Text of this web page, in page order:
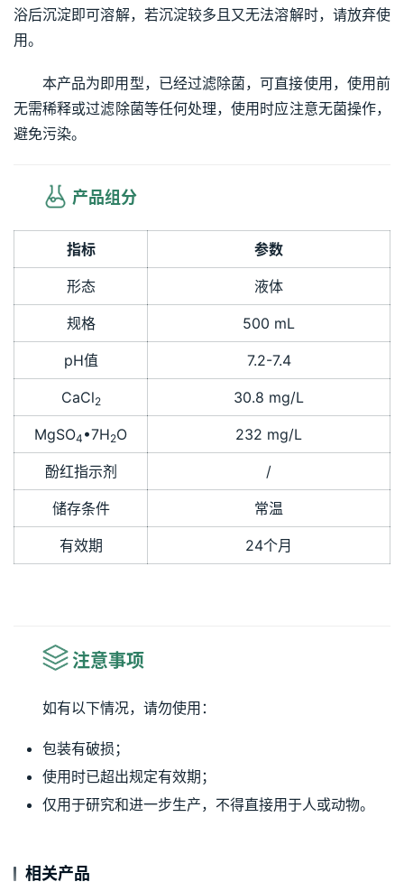
浴后沉淀即可溶解，若沉淀较多且又无法溶解时，请放弃使
用。
本产品为即用型，已经过滤除菌，可直接使用，使用前
无需稀释或过滤除菌等任何处理，使用时应注意无菌操作，
避免污染。
产品组分
指标 参数
形态 液体
规格 500 mL
pH值 7.2-7.4
CaCl2 30.8 mg/L
MgSO4 •7H2O 232 mg/L
酚红指示剂 /
储存条件 常温
有效期 24个月
注意事项
如有以下情况，请勿使用：
包装有破损；
使用时已超出规定有效期；
仅用于研究和进一步生产，不得直接用于人或动物。
相关产品